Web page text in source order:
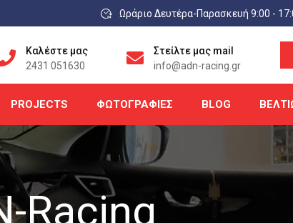
Ωράριο Δευτέρα-Παρασκευή 9:00 -
Καλέστε μας
2431 051630
Στείλτε μας mail
info@adn-racing.gr
PROJECTS ΦΩΤΟΓΡΑΦΊΕΣ BLOG
Racing